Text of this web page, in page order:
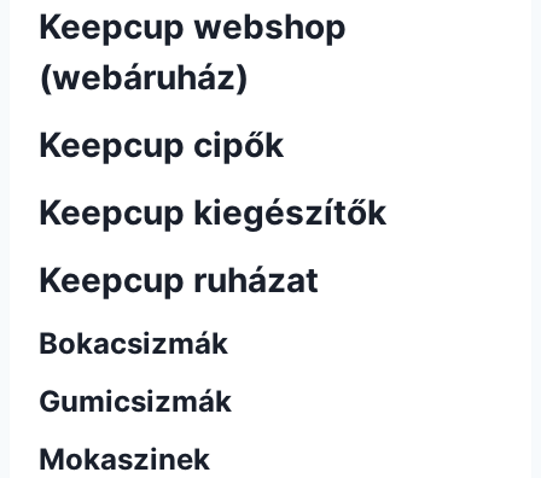
Keepcup webshop
(webáruház)
Keepcup cipők
Keepcup kiegészítők
Keepcup ruházat
Bokacsizmák
Gumicsizmák
Mokaszinek